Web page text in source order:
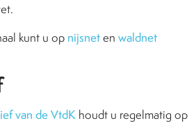
kunt u op nijsneten waldnet
van de VtdK houdt u regelmatig op